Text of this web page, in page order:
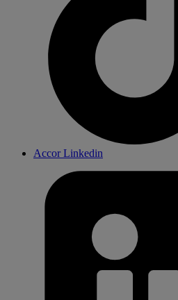
Accor Linkedin